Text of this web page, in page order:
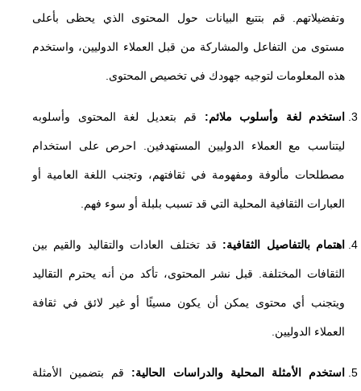
وتفضيلاتهم. قم بتتبع البيانات حول المحتوى الذي يحظى بأعلى
مستوى من التفاعل والمشاركة من قبل العملاء الدوليين، واستخدم
هذه المعلومات لتوجيه جهودك في تخصيص المحتوى.
استخدم لغة وأسلوب ملائم: قم بتعديل لغة المحتوى وأسلوبه
ليتناسب مع العملاء الدوليين المستهدفين. احرص على استخدام
مصطلحات مألوفة ومفهومة في ثقافتهم، وتجنب اللغة العامية أو
العبارات الثقافية المحلية التي قد تسبب بلبلة أو سوء فهم.
اهتمام بالتفاصيل الثقافية: قد تختلف العادات والتقاليد والقيم بين
الثقافات المختلفة. قبل نشر المحتوى، تأكد من أنه يحترم التقاليد
ويتجنب أي محتوى يمكن أن يكون مسيئًا أو غير لائق في ثقافة
العملاء الدوليين.
استخدم الأمثلة المحلية والدراسات الحالية: قم بتضمين الأمثلة